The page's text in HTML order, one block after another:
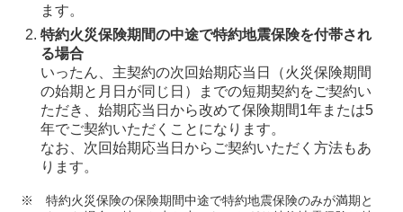
ます。
特約火災保険期間の中途で特約地震保険を付帯され
る場合
いったん、主契約の次回始期応当日（火災保険期間
の始期と月日が同じ日）までの短期契約をご契約い
ただき、始期応当日から改めて保険期間1年または5
年でご契約いただくことになります。
なお、次回始期応当日からご契約いただく方法もあ
ります。
※
特約火災保険の保険期間中途で特約地震保険のみが満期と